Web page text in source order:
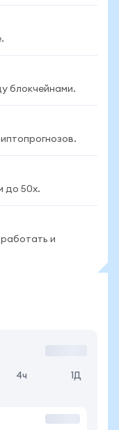
блокчейнами.
до 50x.
и
4ч 1Д